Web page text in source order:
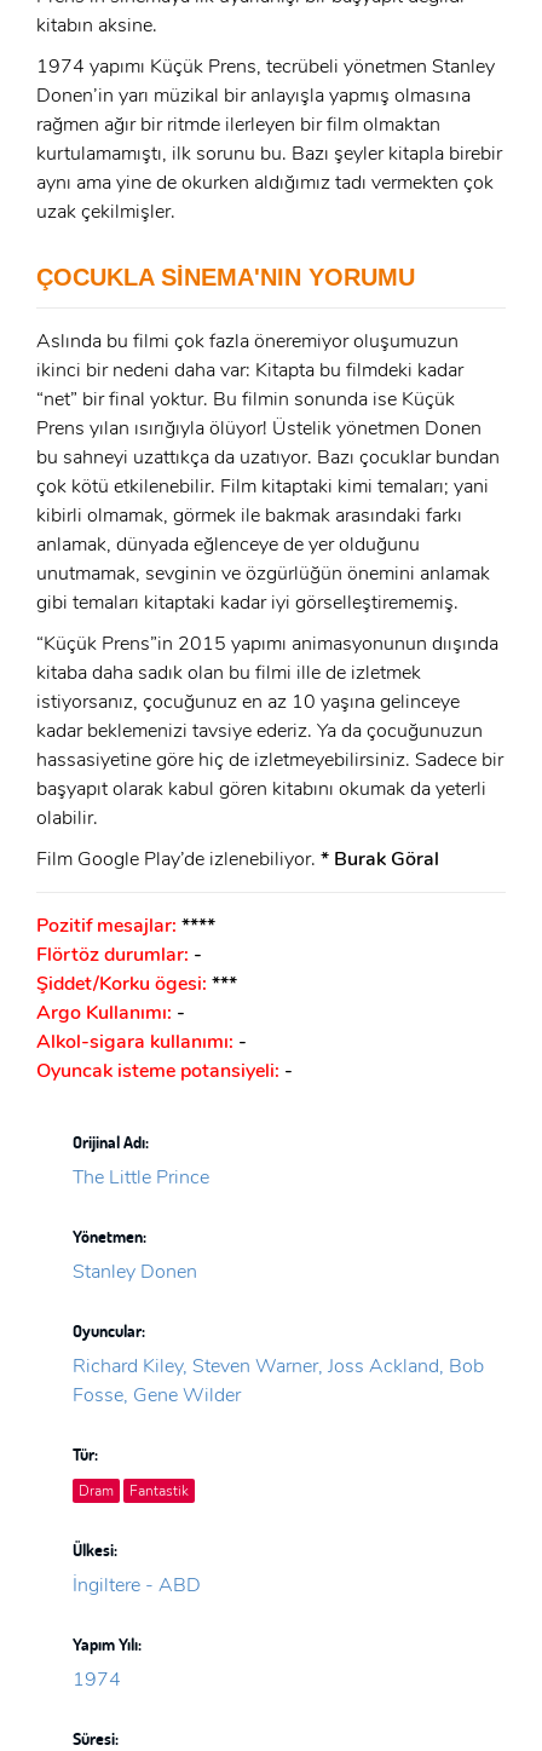
x
E-Posta:
Şifre:
Beni Hatırla Şifremi Unuttum ?
GIRIŞ
E-Posta:
Şifre:
GIRIŞ
kitabın aksine.
1974 yapımı Küçük Prens, tecrübeli yönetmen Stanley
Donen’in yarı müzikal bir anlayışla yapmış olmasına
rağmen ağır bir ritmde ilerleyen bir film olmaktan
kurtulamamıştı, ilk sorunu bu. Bazı şeyler kitapla birebir
aynı ama yine de okurken aldığımız tadı vermekten çok
uzak çekilmişler.
ÇOCUKLA SİNEMA'NIN YORUMU
Aslında bu filmi çok fazla öneremiyor oluşumuzun
ikinci bir nedeni daha var: Kitapta bu filmdeki kadar
“net” bir final yoktur. Bu filmin sonunda ise Küçük
Prens yılan ısırığıyla ölüyor! Üstelik yönetmen Donen
bu sahneyi uzattıkça da uzatıyor. Bazı çocuklar bundan
çok kötü etkilenebilir. Film kitaptaki kimi temaları; yani
kibirli olmamak, görmek ile bakmak arasındaki farkı
anlamak, dünyada eğlenceye de yer olduğunu
unutmamak, sevginin ve özgürlüğün önemini anlamak
gibi temaları kitaptaki kadar iyi görselleştirememiş.
“Küçük Prens”in 2015 yapımı animasyonunun dıışında
kitaba daha sadık olan bu filmi ille de izletmek
istiyorsanız, çocuğunuz en az 10 yaşına gelinceye
kadar beklemenizi tavsiye ederiz. Ya da çocuğunuzun
hassasiyetine göre hiç de izletmeyebilirsiniz. Sadece bir
başyapıt olarak kabul gören kitabını okumak da yeterli
olabilir.
Film Google Play’de izlenebiliyor. * Burak Göral
Pozitif mesajlar: ****
Flörtöz durumlar: -
Şiddet/Korku ögesi: ***
Argo Kullanımı: -
Alkol-sigara kullanımı: -
Oyuncak isteme potansiyeli: -
Orijinal Adı:
The Little Prince
Yönetmen:
Stanley Donen
Oyuncular:
Richard Kiley, Steven Warner, Joss Ackland, Bob
Fosse, Gene Wilder
Tür:
Dram Fantastik
Ülkesi:
İngiltere - ABD
Yapım Yılı:
1974
Süresi: